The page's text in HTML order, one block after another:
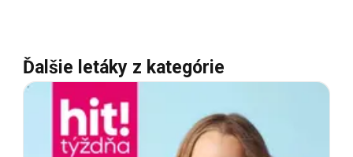
Ďalšie letáky z kategórie